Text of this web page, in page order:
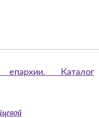
епархии. Каталог